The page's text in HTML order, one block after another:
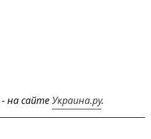
- на сайтеУкраина.ру.